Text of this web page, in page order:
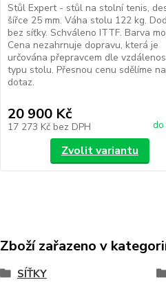
Stůl Expert - stůl na stolní tenis,
šířce 25 mm. Váha stolu 122 kg.
bez síťky. Schváleno ITTF. Barva
Cena nezahrnuje dopravu, která je
určována přepravcem dle
typu stolu. Přesnou cenu sdělíme na
dotaz.
20 900 Kč
17 273 Kč bez DPH do
Zvolit variantu
Zboží zařazeno v
SÍŤKY